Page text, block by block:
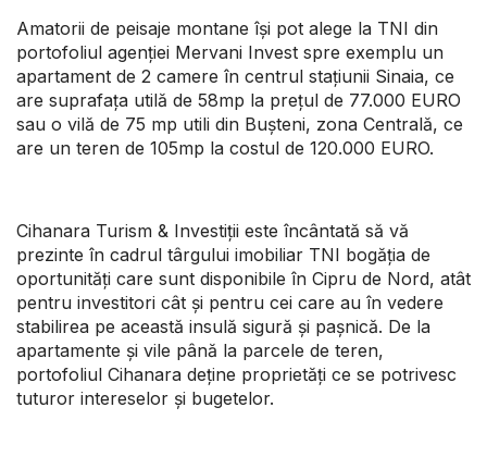
Amatorii de peisaje montane își pot alege la TNI din
portofoliul agenției Mervani Invest spre exemplu un
apartament de 2 camere în centrul stațiunii Sinaia, ce
are suprafața utilă de 58mp la prețul de 77.000 EURO
sau o vilă de 75 mp utili din Bușteni, zona Centrală, ce
are un teren de 105mp la costul de 120.000 EURO.
Cihanara Turism & Investiții este încântată să vă
prezinte în cadrul târgului imobiliar TNI bogăția de
oportunități care sunt disponibile în Cipru de Nord, atât
pentru investitori cât și pentru cei care au în vedere
stabilirea pe această insulă sigură și pașnică. De la
apartamente și vile până la parcele de teren,
portofoliul Cihanara deține proprietăți ce se potrivesc
tuturor intereselor și bugetelor.